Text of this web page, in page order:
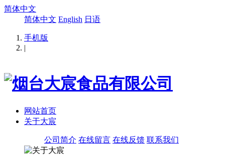
简体中文
简体中文 English 日语
手机版
|
网站首页
关于大宸
公司简介 在线留言 在线反馈 联系我们